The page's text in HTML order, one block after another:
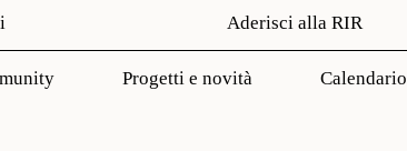
Aderisci alla RIR
Progetti e novità Calendario